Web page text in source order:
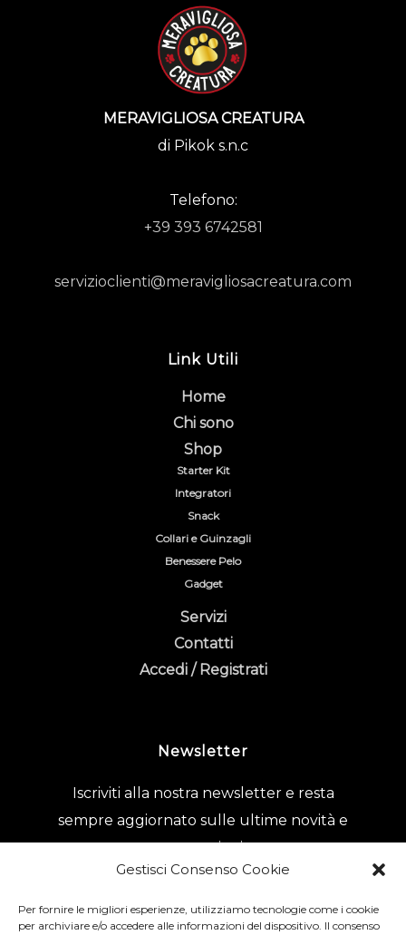
Gestisci Consenso Cookie
Per fornire le migliori esperienze, utilizziamo tecnologie come i cookie
per archiviare e/o accedere alle informazioni del dispositivo. Il consenso
MERAVIGLIOSA CREATURA
di Pikok s.n.c
Telefono:
+39 393 6742581
servizioclienti@meravigliosacreatura.com
Link Utili
Home
Chi sono
Shop
Starter Kit
Integratori
Snack
Collari e Guinzagli
Benessere Pelo
Gadget
Servizi
Contatti
Accedi / Registrati
Newsletter
Iscriviti alla nostra newsletter e resta
sempre aggiornato sulle ultime novità e
promozioni.
Acconsento al trattamento dei dati